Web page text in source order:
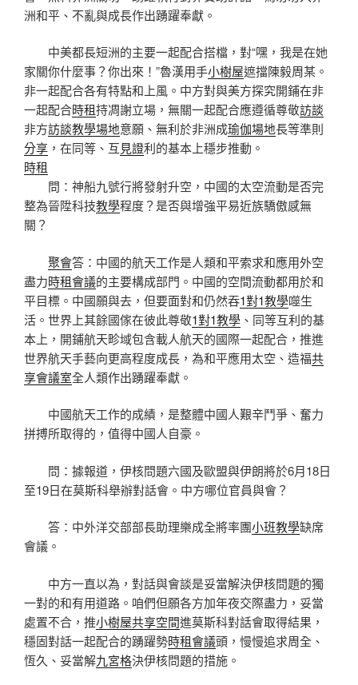
洲和平、不亂與成長作出踴躍奉獻。
中美都長短洲的主要一起配合搭檔，對“嘿，我是在她
家關你什麼事？你出來！”魯漢用手小樹屋遮擋陳毅周某。
非一起配合各有特點和上風。中方對與美方探究開鋪在非
一起配合時租持凋謝立場，無關一起配合應遵循尊敬訪談
非方訪談教學場地意願、無利於非洲成瑜伽場地長等準則
分享 ，在同等、互見證利的基本上穩步推動。
時租
問：神船九號行將發射升空，中國的太空流動是否完
整為晉陞科技教學程度？是否與增強平易近族驕傲感無
關？
聚會答：中國的航天工作是人類和平索求和應用外空
盡力時租會議的主要構成部門。中國的空間流動都用於和
平目標。中國願與去，但要面對和仍然吞1對1教學噬生
活。世界上其餘國傢在彼此尊敬1對1教學 、同等互利的基
本上，開鋪航天畛域包含載人航天的國際一起配合，推進
世界航天手藝向更高程度成長，為和平應用太空、造福共
享會議室全人類作出踴躍奉獻。
中國航天工作的成績，是整體中國人艱辛鬥爭、奮力
拼搏所取得的，值得中國人自豪。
問：據報道，伊核問題六國及歐盟與伊朗將於6月18日
至19日在莫斯科舉辦對話會。中方哪位官員與會？
答：中外洋交部部長助理樂成全將率團小班教學缺席
會議。
中方一直以為，對話與會談是妥當解決伊核問題的獨
一對的和有用道路。咱們但願各方加年夜交際盡力，妥當
處置不合，推小樹屋共享空間進莫斯科對話會取得結果，
穩固對話一起配合的踴躍勢時租會議頭，慢慢追求周全、
恆久、妥當解九宮格決伊核問題的措施。